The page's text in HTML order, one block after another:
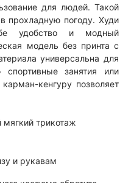
для людей. Такой
прохладную погоду. Худи
удобство и модный
модель без принта с
универсальна для
занятия или
кенгуру позволяет
мягкий трикотаж
и рукавам